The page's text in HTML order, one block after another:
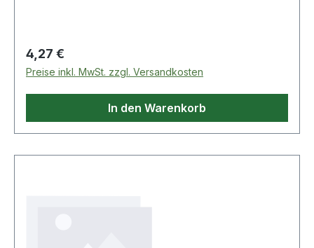
Regulärer Preis:
4,27 €
Preise inkl. MwSt. zzgl. Versandkosten
In den Warenkorb